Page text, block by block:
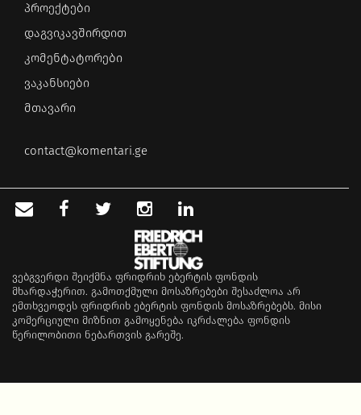
პროექტები
დაგვიკავშირდით
კომენტატორები
ვაკანსიები
მთავარი
contact@komentari.ge
ვებგვერდი შეიქმნა ფრიდრიხ ებერტის ფონდის
მხარდაჭერით. გამოთქმული მოსაზრებები შესაძლოა არ
ემთხვეოდეს ფრიდრიხ ებერტის ფონდის მოსაზრებებს. მისი
კომერციული მიზნით გამოყენება იკრძალება ფონდის
წერილობითი ნებართვის გარეშე.